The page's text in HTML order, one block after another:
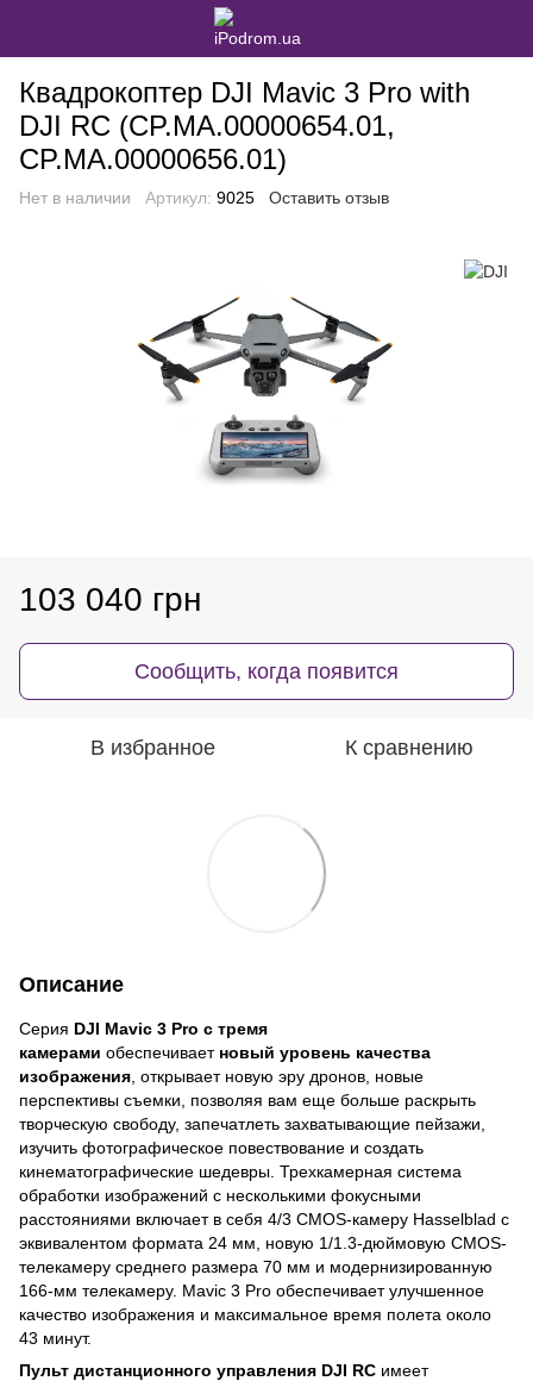
Квадрокоптер DJI Mavic 3 Pro with
DJI RC (CP.MA.00000654.01,
CP.MA.00000656.01)
Нет в наличии Артикул: 9025 Оставить отзыв
103 040 грн
Сообщить, когда появится
В избранное К сравнению
Описание
Серия DJI Mavic 3 Pro с тремя
камерами обеспечивает новый уровень качества
изображения , открывает новую эру дронов, новые
перспективы съемки, позволяя вам еще больше раскрыть
творческую свободу, запечатлеть захватывающие пейзажи,
изучить фотографическое повествование и создать
кинематографические шедевры. Трехкамерная система
обработки изображений с несколькими фокусными
расстояниями включает в себя 4/3 CMOS-камеру Hasselblad с
эквивалентом формата 24 мм, новую 1/1.3-дюймовую CMOS-
телекамеру среднего размера 70 мм и модернизированную
166-мм телекамеру. Mavic 3 Pro обеспечивает улучшенное
качество изображения и максимальное время полета около
43 минут.
Пульт дистанционного управления DJI RC имеет